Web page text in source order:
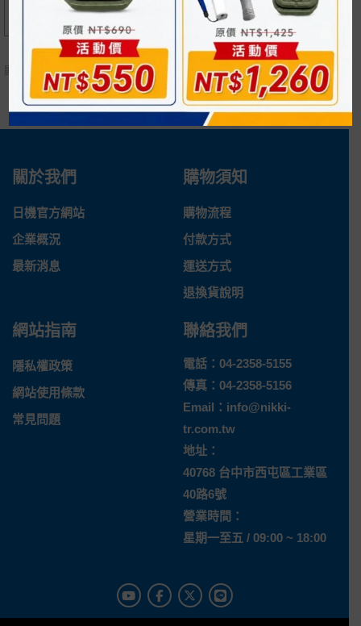
顯示 所有 4商品
關於我們
日機官方網站
企業概況
最新消息
購物須知
購物流程
付款方式
運送方式
退換貨說明
網站指南
隱私權政策
網站使用條款
常見問題
聯絡我們
電話： 04-2358-5155
傳真：04-2358-5156
Email： info@nikki-
tr.com.tw
地址：
40768 台中市西屯區工業區
40路6號
營業時間：
星期一至五 / 09:00 ~ 18:00